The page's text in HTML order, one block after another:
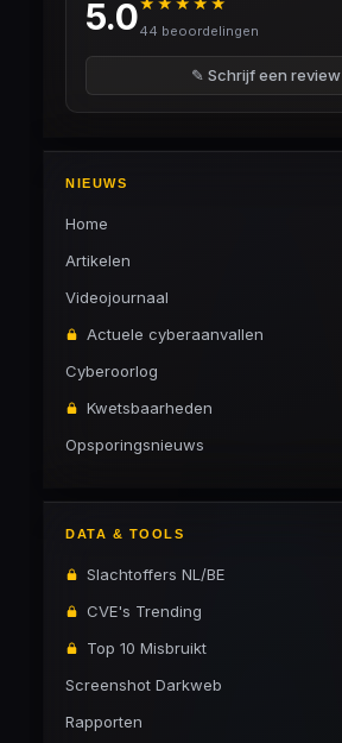
5.044 beoordelingen
✎ Schrijf een review
NIEUWS
Home
Artikelen
Videojournaal
Actuele cyberaanvallen
Cyberoorlog
Kwetsbaarheden
Opsporingsnieuws
DATA & TOOLS
Slachtoffers NL/BE
CVE's Trending
Top 10 Misbruikt
Screenshot Darkweb
Rapporten